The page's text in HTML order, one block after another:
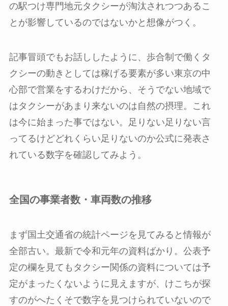
の駅つけ専門地元タクシーが淘汰されつつあるこ
とが影響しているのではないかと想像がつく。
記事冒頭でもお話ししたように、歩合制で働くタ
クシーの動きとしては稼げる要素が多い東京の中
心部で営業をするわけだから、そうでない地域で
はタクシーがあまり来ないのは自然の摂理。これ
は今に始まった事ではない。足りない足りない言
ってるけどどれくらい足りないのか公式に発表さ
れている数字を確認してみよう。
全国の事業者数・車両数の推移
まず国土交通省の統計ページを見てみると情報が
全部古い。最新で令和元年の資料ばかり。公表予
定の欄を見てもタクシー関係の資料については予
定がまったくないように見えますが、けこちが探
すのがへたくそで数字を見つけられていないので